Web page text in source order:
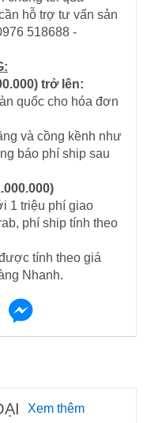
hỗ trợ tư vấn sản
518688 -
trở lên:
quốc cho hóa đơn
và cồng kềnh như
báo phí ship sau
1 triệu phí giao
phí ship tính theo
tính theo giá
Nhanh.
Xem thêm